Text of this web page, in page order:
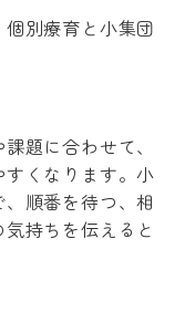
別療育と小集団
題に合わせて、
くなります。小
順番を待つ、相
持ちを伝えると